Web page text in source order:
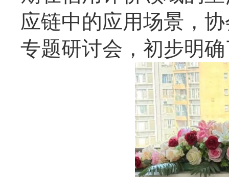
应链中的应用场景，
专题研讨会，初步明